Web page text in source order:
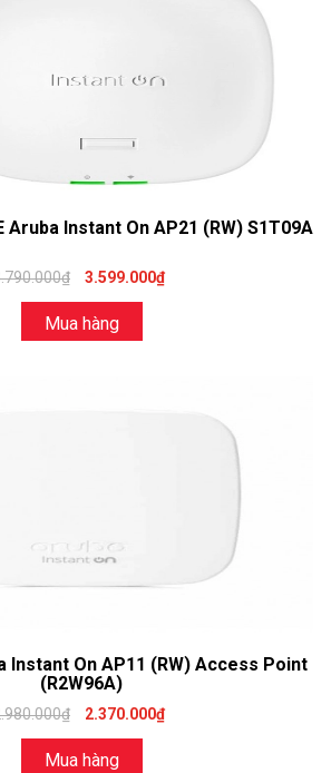
Aruba Instant On AP21 (RW) S1T09A
3.599.000₫
Mua hàng
Instant On AP11 (RW) Access Point
(R2W96A)
2.370.000₫
Mua hàng